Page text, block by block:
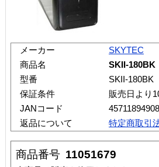
メーカー
SKYTEC
商品名
SKII-180BK
型番
SKII-180BK
保証条件
販売日より
JANコード
返品について
特定商取引
商品番号 11051679